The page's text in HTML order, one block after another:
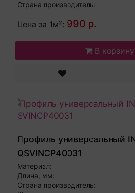
Страна производитель:
Цена за 1м²: 990 р.
В корзину
Профиль универсальный
QSVINCP40031
Материал:
Длина, мм:
Страна производитель: